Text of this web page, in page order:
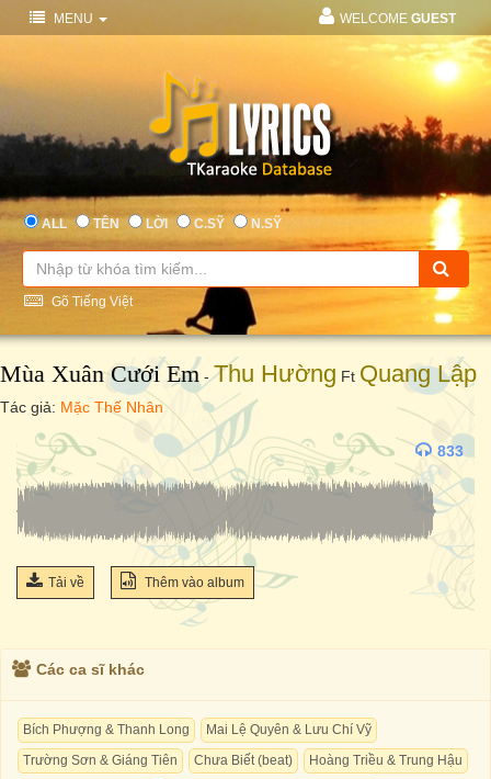
MENU WELCOME GUEST
ALL TÊN LỜI C.SỸ N.SỸ
Gõ Tiếng Việt
Mùa Xuân Cưới Em -Thu Hường Ft Quang Lập
Tác giả: Mặc Thế Nhân
833
Tải về Thêm vào album
Các ca sĩ khác
Bích Phượng & Thanh Long
Mai Lệ Quyên & Lưu Chí Vỹ
Trường Sơn & Giáng Tiên
Chưa Biết (beat)
Hoàng Triều & Trung Hậu